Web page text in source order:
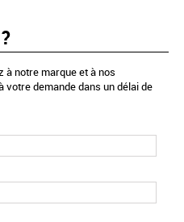
à notre marque et à nos
votre demande dans un délai de